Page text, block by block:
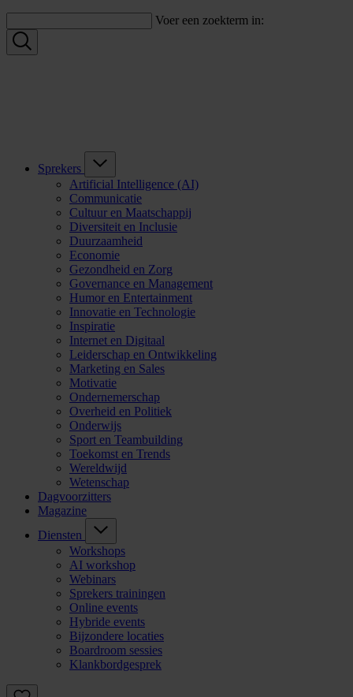
Voer een zoekterm in:
Sprekers
Artificial Intelligence (AI)
Communicatie
Cultuur en Maatschappij
Diversiteit en Inclusie
Duurzaamheid
Economie
Gezondheid en Zorg
Governance en Management
Humor en Entertainment
Innovatie en Technologie
Inspiratie
Internet en Digitaal
Leiderschap en Ontwikkeling
Marketing en Sales
Motivatie
Ondernemerschap
Overheid en Politiek
Onderwijs
Sport en Teambuilding
Toekomst en Trends
Wereldwijd
Wetenschap
Dagvoorzitters
Magazine
Diensten
Workshops
AI workshop
Webinars
Sprekers trainingen
Online events
Hybride events
Bijzondere locaties
Boardroom sessies
Klankbordgesprek